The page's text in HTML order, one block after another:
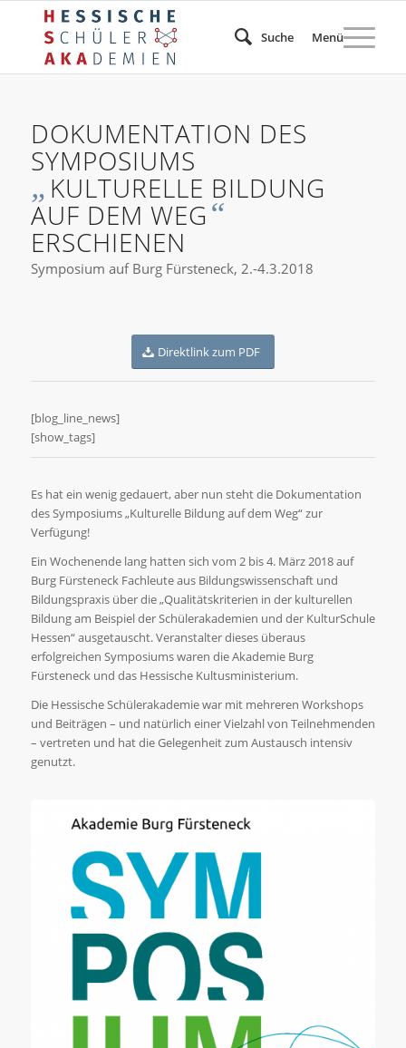
Suche Menü
DOKUMENTATION DES
SYMPOSIUMS
„ KULTURELLE BILDUNG
AUF DEM WEG “
ERSCHIENEN
Symposium auf Burg Fürsteneck, 2.-4.3.2018
Direktlink zum PDF
[blog_line_news]
[show_tags]
Es hat ein wenig gedauert, aber nun steht die Dokumentation
des Symposiums „Kulturelle Bildung auf dem Weg“ zur
Verfügung!
Ein Wochenende lang hatten sich vom 2 bis 4. März 2018 auf
Burg Fürsteneck Fachleute aus Bildungswissenschaft und
Bildungspraxis über die „Qualitätskriterien in der kulturellen
Bildung am Beispiel der Schülerakademien und der KulturSchule
Hessen“ ausgetauscht. Veranstalter dieses überaus
erfolgreichen Symposiums waren die Akademie Burg
Fürsteneck und das Hessische Kultusministerium.
Die Hessische Schülerakademie war mit mehreren Workshops
und Beiträgen – und natürlich einer Vielzahl von Teilnehmenden
– vertreten und hat die Gelegenheit zum Austausch intensiv
genutzt.